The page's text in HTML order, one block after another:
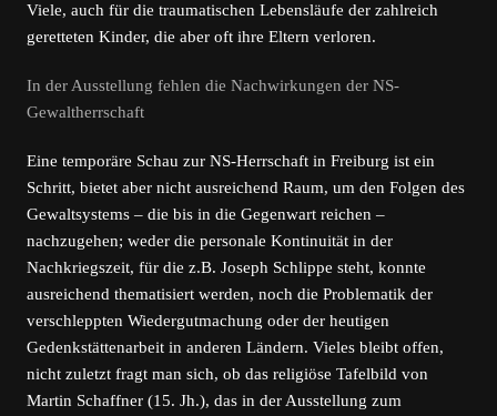
Viele, auch für die traumatischen Lebensläufe der zahlreich
geretteten Kinder, die aber oft ihre Eltern verloren.
In der Ausstellung fehlen die Nachwirkungen der NS-
Gewaltherrschaft
Eine temporäre Schau zur NS-Herrschaft in Freiburg ist ein
Schritt, bietet aber nicht ausreichend Raum, um den Folgen des
Gewaltsystems – die bis in die Gegenwart reichen –
nachzugehen; weder die personale Kontinuität in der
Nachkriegszeit, für die z.B. Joseph Schlippe steht, konnte
ausreichend thematisiert werden, noch die Problematik der
verschleppten Wiedergutmachung oder der heutigen
Gedenkstättenarbeit in anderen Ländern. Vieles bleibt offen,
nicht zuletzt fragt man sich, ob das religiöse Tafelbild von
Martin Schaffner (15. Jh.), das in der Ausstellung zum